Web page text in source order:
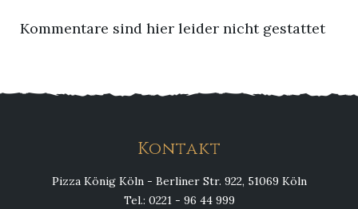
Kommentare sind hier leider nicht gestattet
Kontakt
Pizza König Köln - Berliner Str. 922, 51069 Köln
Tel.: 0221 - 96 44 999